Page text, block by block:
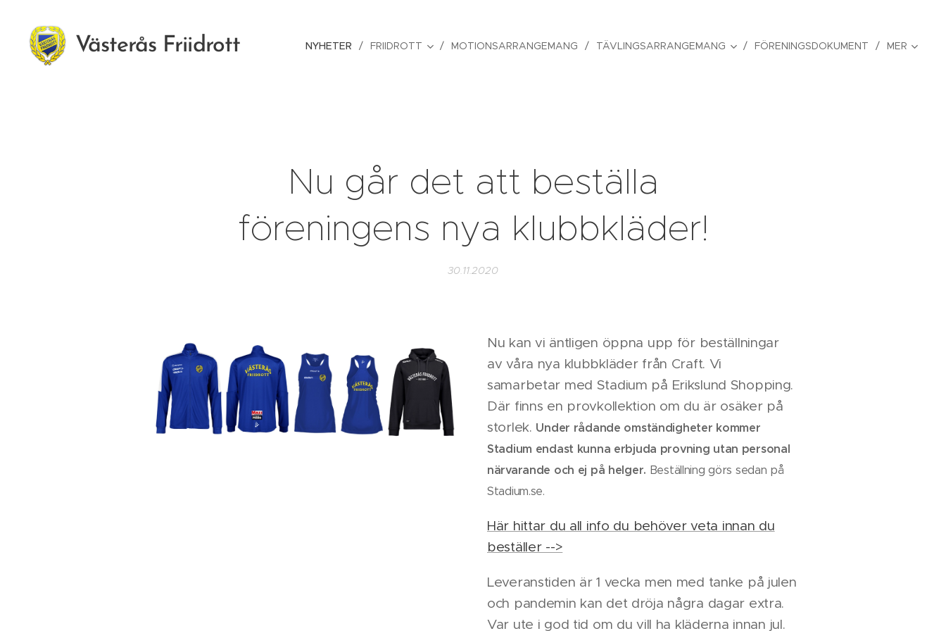
Västerås Friidrott NYHETER FRIIDROTT MOTIONSARRANGEMANG TÄVLINGSARRANGEMANG FÖRENINGSDOKUMENT MER
Nu går det att beställa
föreningens nya klubbkläder!
30.11.2020
Nu kan vi äntligen öppna upp för beställningar
av våra nya klubbkläder från Craft. Vi
samarbetar med Stadium på Erikslund Shopping.
Där finns en provkollektion om du är osäker på
storlek. Under rådande omständigheter kommer
Stadium endast kunna erbjuda provning utan personal
närvarande och ej på helger. Beställning görs sedan på
Stadium.se.
Här hittar du all info du behöver veta innan du
beställer -->
Leveranstiden är 1 vecka men med tanke på julen
och pandemin kan det dröja några dagar extra.
Var ute i god tid om du vill ha kläderna innan jul.